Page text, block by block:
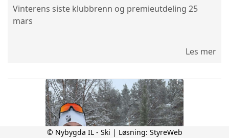
Vinterens siste klubbrenn og premieutdeling 25
mars
Les mer
© Nybygda IL - Ski | Løsning: StyreWeb